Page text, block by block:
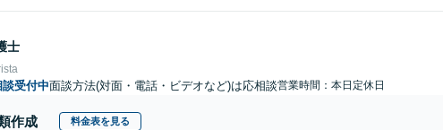
士
受付中面談方法(対面・電話・ビデオなど)は応相談営業時間：本日定休日
作成 料金表を見る